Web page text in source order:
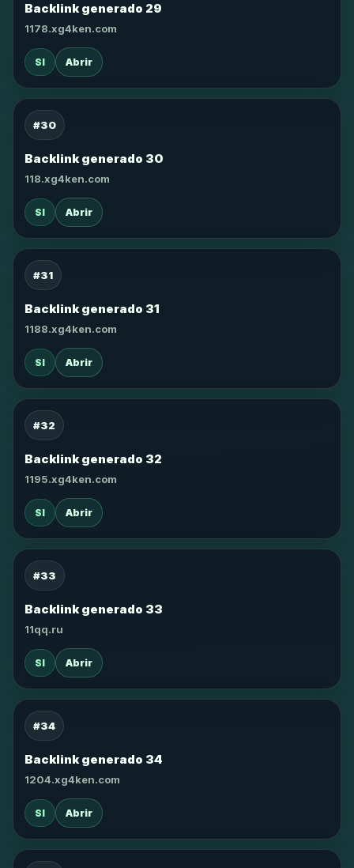
Backlink generado 29
1178.xg4ken.com
SI Abrir
#30
Backlink generado 30
118.xg4ken.com
SI Abrir
#31
Backlink generado 31
1188.xg4ken.com
SI Abrir
#32
Backlink generado 32
1195.xg4ken.com
SI Abrir
#33
Backlink generado 33
11qq.ru
SI Abrir
#34
Backlink generado 34
1204.xg4ken.com
SI Abrir